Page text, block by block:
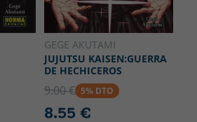
GEGE AKUTAMI
JUJUTSU KAISEN:GUERRA
DE HECHICEROS
9.00 € 5% DTO
8.55 €